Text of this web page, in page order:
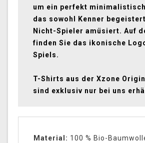
um ein perfekt
das sowohl Kenner
Nicht-Spieler amüsiert. Auf
finden Sie das ikonische
Spiels.
T-Shirts aus der Xzone
sind exklusiv nur bei uns
Material: 100 % Bio-